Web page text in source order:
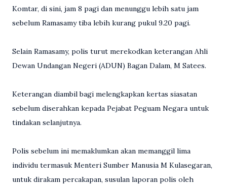
Komtar, di sini, jam 8 pagi dan menunggu lebih satu jam
sebelum Ramasamy tiba lebih kurang pukul 9.20 pagi.
Selain Ramasamy, polis turut merekodkan keterangan Ahli
Dewan Undangan Negeri (ADUN) Bagan Dalam, M Satees.
Keterangan diambil bagi melengkapkan kertas siasatan
sebelum diserahkan kepada Pejabat Peguam Negara untuk
tindakan selanjutnya.
Polis sebelum ini memaklumkan akan memanggil lima
individu termasuk Menteri Sumber Manusia M Kulasegaran,
untuk dirakam percakapan, susulan laporan polis oleh